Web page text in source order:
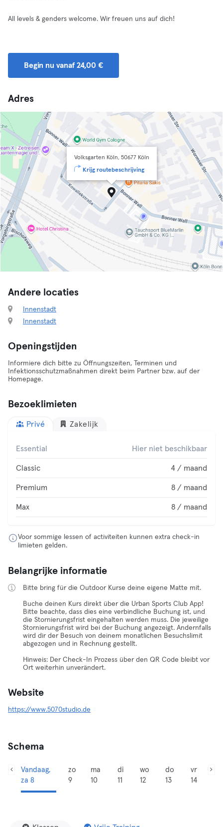
All levels & genders welcome. Wir freuen uns auf dich!
Begin nu vanaf 24,00 €
Adres
Volksgarten Köln, 50677 Köln
Krijg routebeschrijving
Andere locaties
Innenstadt
Innenstadt
Openingstijden
Informiere dich bitte zu Öffnungszeiten, Terminen und
Infektionsschutzmaßnahmen direkt beim Partner bzw. auf der
Homepage.
Bezoeklimieten
Privé Zakelijk
Essential Hier niet beschikbaar
Classic 4 / maand
Premium 8 / maand
Max 8 / maand
Voor sommige lessen of activiteiten kunnen extra check-in
limieten gelden.
Belangrijke informatie
Bitte bring für die Outdoor Kurse deine eigene Matte mit.
Buche deinen Kurs direkt über die Urban Sports Club App!
Bitte beachte, dass dies eine verbindliche Buchung ist, und
die Stornierungsfrist eingehalten werden muss. Die jeweilige
Stornierungsfrist wird bei der Buchung angezeigt. Andernfalls
wird dir der Besuch von deinem monatlichen Besuchslimit
abgezogen und in Rechnung gestellt.
Hinweis: Der Check-In Prozess über den QR Code bleibt vor
Ort weiterhin unverändert.
Website
https://www.5070studio.de
Schema
Vandaag,
za 8
zo
9
ma
10
di
11
wo
12
do
13
vr
14